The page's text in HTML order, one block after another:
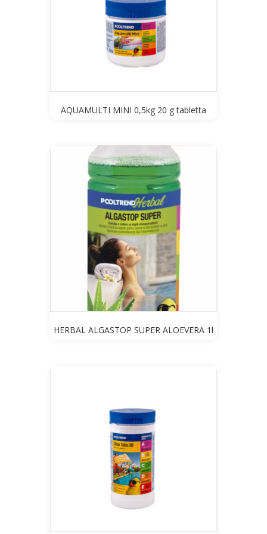
AQUAMULTI MINI 0,5kg 20 g tabletta
HERBAL ALGASTOP SUPER ALOEVERA 1l